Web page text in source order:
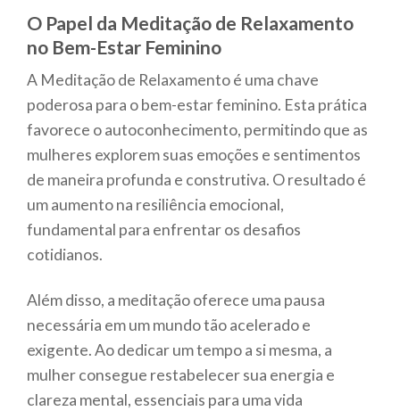
O Papel da Meditação de Relaxamento
no Bem-Estar Feminino
A Meditação de Relaxamento é uma chave
poderosa para o bem-estar feminino. Esta prática
favorece o autoconhecimento, permitindo que as
mulheres explorem suas emoções e sentimentos
de maneira profunda e construtiva. O resultado é
um aumento na resiliência emocional,
fundamental para enfrentar os desafios
cotidianos.
Além disso, a meditação oferece uma pausa
necessária em um mundo tão acelerado e
exigente. Ao dedicar um tempo a si mesma, a
mulher consegue restabelecer sua energia e
clareza mental, essenciais para uma vida